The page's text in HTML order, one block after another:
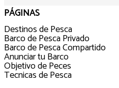
PÁGINAS
Destinos de Pesca
Barco de Pesca Privado
Barco de Pesca Compartido
Anunciar tu Barco
Objetivo de Peces
Tecnicas de Pesca